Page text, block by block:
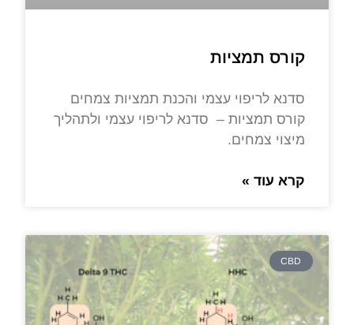
קורס תמציות
סדנא לריפוי עצמי והכנת תמציות צמחים
קורס תמציות – סדנא לריפוי עצמי ולתהליך
מיצוי צמחים.
קרא עוד »
CBD